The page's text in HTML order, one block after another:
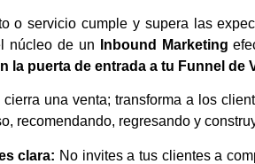
o servicio cumple y supera las
núcleo de un
Inbound Marketing
la puerta de entrada a tu Funnel de
una venta; transforma a los
recomendando, regresando y
clara: No invites a tus clientes a